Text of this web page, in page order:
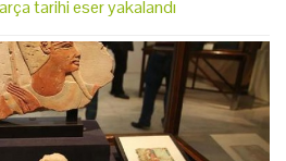
tarihi eser yakalandı